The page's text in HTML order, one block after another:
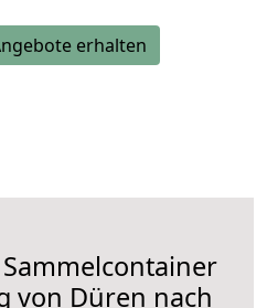
erhalten
von Düren nach